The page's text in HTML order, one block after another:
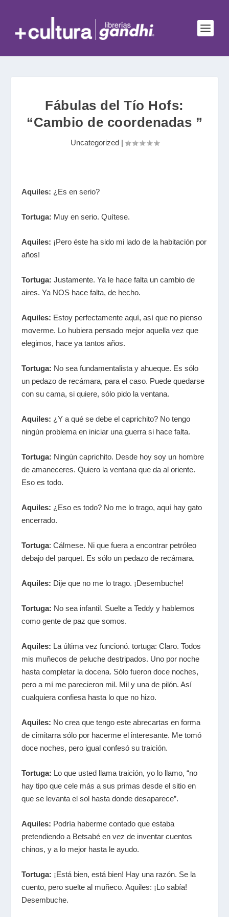
Fábulas del Tío Hofs:
“Cambio de coordenadas ”
Uncategorized|
Aquiles: ¿Es en serio?
Tortuga: Muy en serio. Quítese.
Aquiles: ¡Pero éste ha sido mi lado de la habitación por
años!
Tortuga: Justamente. Ya le hace falta un cambio de
aires. Ya NOS hace falta, de hecho.
Aquiles: Estoy perfectamente aquí, así que no pienso
moverme. Lo hubiera pensado mejor aquella vez que
elegimos, hace ya tantos años.
Tortuga: No sea fundamentalista y ahueque. Es sólo
un pedazo de recámara, para el caso. Puede quedarse
con su cama, si quiere, sólo pido la ventana.
Aquiles: ¿Y a qué se debe el caprichito? No tengo
ningún problema en iniciar una guerra si hace falta.
Tortuga: Ningún caprichito. Desde hoy soy un hombre
de amaneceres. Quiero la ventana que da al oriente.
Eso es todo.
Aquiles: ¿Eso es todo? No me lo trago, aquí hay gato
encerrado.
Tortuga: Cálmese. Ni que fuera a encontrar petróleo
debajo del parquet. Es sólo un pedazo de recámara.
Aquiles: Dije que no me lo trago. ¡Desembuche!
Tortuga: No sea infantil. Suelte a Teddy y hablemos
como gente de paz que somos.
Aquiles: La última vez funcionó. tortuga: Claro. Todos
mis muñecos de peluche destripados. Uno por noche
hasta completar la docena. Sólo fueron doce noches,
pero a mí me parecieron mil. Mil y una de pilón. Así
cualquiera confiesa hasta lo que no hizo.
Aquiles: No crea que tengo este abrecartas en forma
de cimitarra sólo por hacerme el interesante. Me tomó
doce noches, pero igual confesó su traición.
Tortuga: Lo que usted llama traición, yo lo llamo, “no
hay tipo que cele más a sus primas desde el sitio en
que se levanta el sol hasta donde desaparece”.
Aquiles: Podría haberme contado que estaba
pretendiendo a Betsabé en vez de inventar cuentos
chinos, y a lo mejor hasta le ayudo.
Tortuga: ¡Está bien, está bien! Hay una razón. Se la
cuento, pero suelte al muñeco. Aquiles: ¡Lo sabía!
Desembuche.